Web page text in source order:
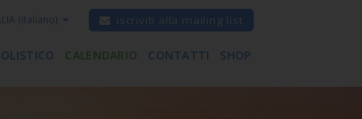
iscriviti alla mailing list
(italiano)
CALENDARIO CONTATTI SHOP